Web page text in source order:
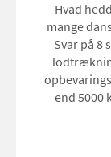
Hvad
mange
Svar på 8
end 5000